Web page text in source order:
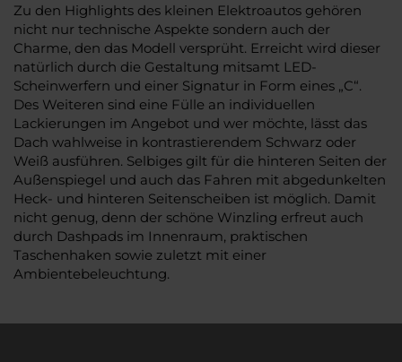
Zu den Highlights des kleinen Elektroautos gehören
nicht nur technische Aspekte sondern auch der
Charme, den das Modell versprüht. Erreicht wird dieser
natürlich durch die Gestaltung mitsamt LED-
Scheinwerfern und einer Signatur in Form eines „C“.
Des Weiteren sind eine Fülle an individuellen
Lackierungen im Angebot und wer möchte, lässt das
Dach wahlweise in kontrastierendem Schwarz oder
Weiß ausführen. Selbiges gilt für die hinteren Seiten der
Außenspiegel und auch das Fahren mit abgedunkelten
Heck- und hinteren Seitenscheiben ist möglich. Damit
nicht genug, denn der schöne Winzling erfreut auch
durch Dashpads im Innenraum, praktischen
Taschenhaken sowie zuletzt mit einer
Ambientebeleuchtung.